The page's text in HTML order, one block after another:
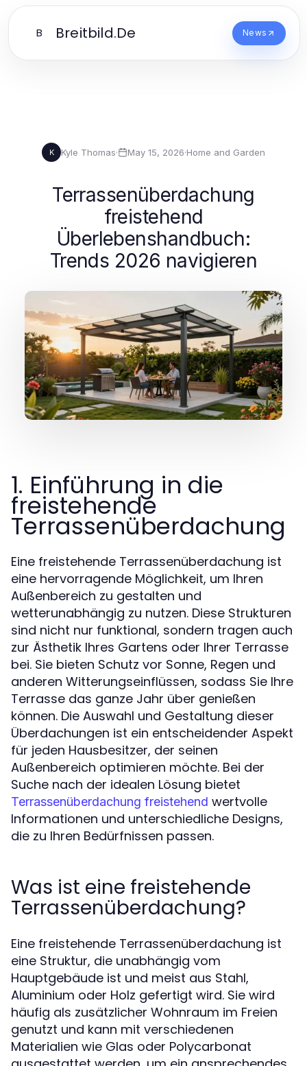
B Breitbild.De News
K Kyle Thomas· May 15, 2026·Home and Garden
Terrassenüberdachung
freistehend
Überlebenshandbuch:
Trends 2026 navigieren
1. Einführung in die
freistehende
Terrassenüberdachung
Eine freistehende Terrassenüberdachung ist
eine hervorragende Möglichkeit, um Ihren
Außenbereich zu gestalten und
wetterunabhängig zu nutzen. Diese Strukturen
sind nicht nur funktional, sondern tragen auch
zur Ästhetik Ihres Gartens oder Ihrer Terrasse
bei. Sie bieten Schutz vor Sonne, Regen und
anderen Witterungseinflüssen, sodass Sie Ihre
Terrasse das ganze Jahr über genießen
können. Die Auswahl und Gestaltung dieser
Überdachungen ist ein entscheidender Aspekt
für jeden Hausbesitzer, der seinen
Außenbereich optimieren möchte. Bei der
Suche nach der idealen Lösung bietet
Terrassenüberdachung freistehend wertvolle
Informationen und unterschiedliche Designs,
die zu Ihren Bedürfnissen passen.
Was ist eine freistehende
Terrassenüberdachung?
Eine freistehende Terrassenüberdachung ist
eine Struktur, die unabhängig vom
Hauptgebäude ist und meist aus Stahl,
Aluminium oder Holz gefertigt wird. Sie wird
häufig als zusätzlicher Wohnraum im Freien
genutzt und kann mit verschiedenen
Materialien wie Glas oder Polycarbonat